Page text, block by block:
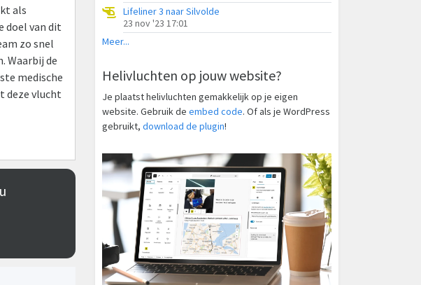
als
doel van dit
zo snel
Waarbij de
medische
deze vlucht
Lifeliner 3 naar Silvolde
23 nov '23 17:01
Meer...
Helivluchten op jouw website?
Je plaatst helivluchten gemakkelijk op je eigen
website. Gebruik de embed code. Of als je WordPress
gebruikt, download de plugin!